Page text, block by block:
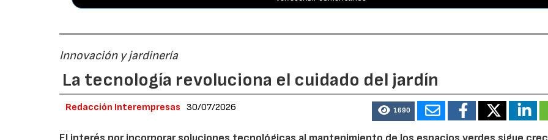
Innovación y jardinería
La tecnología revoluciona el cuidado del jardín
Redacción Interempresas 30/07/2026 1690